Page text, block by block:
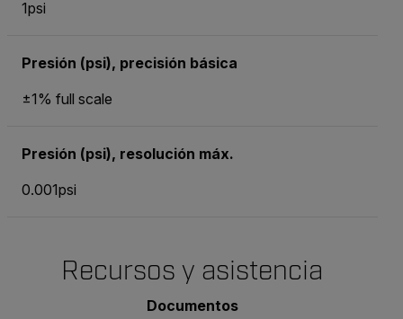
1psi
Presión (psi), precisión básica
±1% full scale
Presión (psi), resolución máx.
0.001psi
Recursos y asistencia
Documentos